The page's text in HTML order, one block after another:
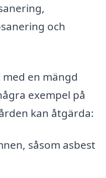
och
en mängd
exempel på
kan åtgärda:
såsom asbest